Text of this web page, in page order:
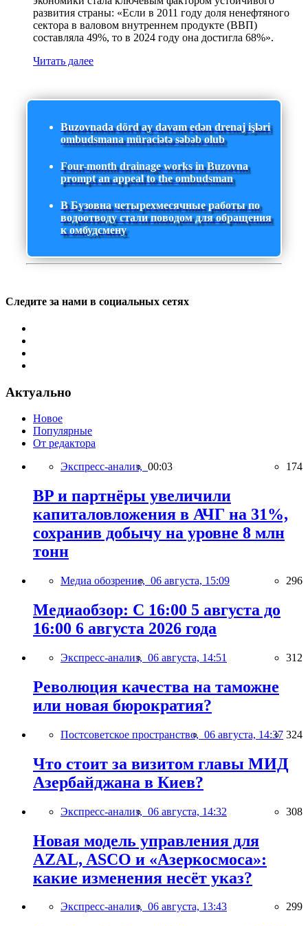
развития страны: «Если в 2011 году доля ненефтяного
сектора в валовом внутреннем продукте (ВВП)
составляла 49%, то в 2024 году она достигла 68%».
Читать далее
Buzovnada dörd ay davam edən drenaj işləri
ombudsmana müraciətə səbəb olub
Four-month drainage works in Buzovna
prompt an appeal to the ombudsman
В Бузовна четырехмесячные работы по
водоотводу стали поводом для обращения
к омбудсмену
Следите за нами в социальных сетях
Актуально
Новое
Популярные
От редактора
Экспресс-анализ, 00:03 174
BP и партнёры увеличили
капиталовложения в АЧГ на 31%,
сохранив добычу на уровне 8 млн
тонн
Медиа обозрение, 06 августа, 15:09 296
Медиаобзор: С 16:00 5 августа до
16:00 6 августа 2026 года
Экспресс-анализ, 06 августа, 14:51 312
Революция качества на таможне
или новая бюрократия?
Постсоветское пространство, 06 августа, 14:37 324
Что стоит за визитом главы МИД
Азербайджана в Киев?
Экспресс-анализ, 06 августа, 14:32 308
Новая модель управления для
AZAL, ASCO и «Азеркосмоса»:
какие изменения несёт указ?
Экспресс-анализ, 06 августа, 13:43 299